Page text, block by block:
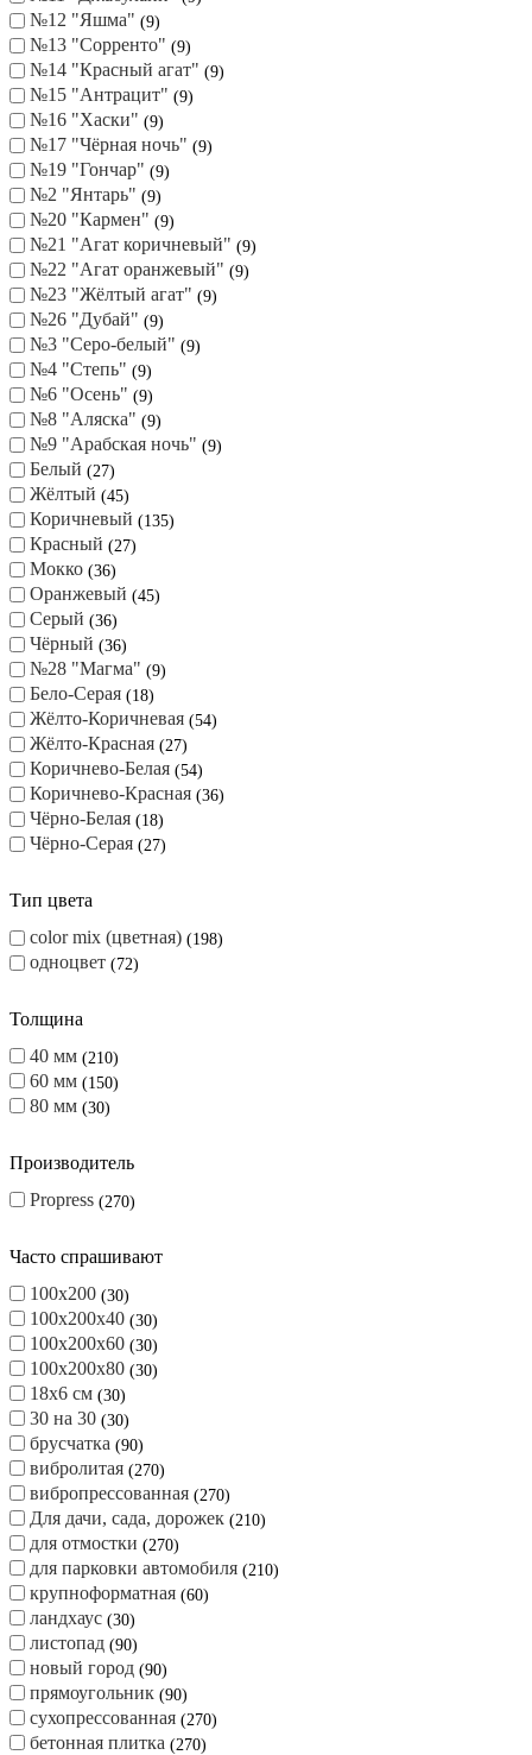
№12 "Яшма" 9
№13 "Сорренто" 9
№14 "Красный агат" 9
№15 "Антрацит" 9
№16 "Хаски" 9
№17 "Чёрная ночь" 9
№19 "Гончар" 9
№2 "Янтарь" 9
№20 "Кармен" 9
№21 "Агат коричневый" 9
№22 "Агат оранжевый" 9
№23 "Жёлтый агат" 9
№26 "Дубай" 9
№3 "Серо-белый" 9
№4 "Степь" 9
№6 "Осень" 9
№8 "Аляска" 9
№9 "Арабская ночь" 9
Белый 27
Жёлтый 45
Коричневый 135
Красный 27
Мокко 36
Оранжевый 45
Серый 36
Чёрный 36
№28 "Магма" 9
Бело-Серая 18
Жёлто-Коричневая 54
Жёлто-Красная 27
Коричнево-Белая 54
Коричнево-Красная 36
Чёрно-Белая 18
Чёрно-Серая 27
Тип цвета
color mix (цветная)
198
одноцвет 72
Толщина
40 мм
210
60 мм 150
80 мм 30
Производитель
Propress
270
Часто спрашивают
100х200 30
100х200х40 30
100х200х60 30
100х200х80 30
18х6 см 30
30 на 30 30
брусчатка 90
вибролитая 270
вибропрессованная 270
Для дачи, сада, дорожек 210
для отмостки 270
для парковки автомобиля 210
крупноформатная 60
ландхаус 30
листопад 90
новый город 90
прямоугольник 90
сухопрессованная 270
бетонная плитка 270